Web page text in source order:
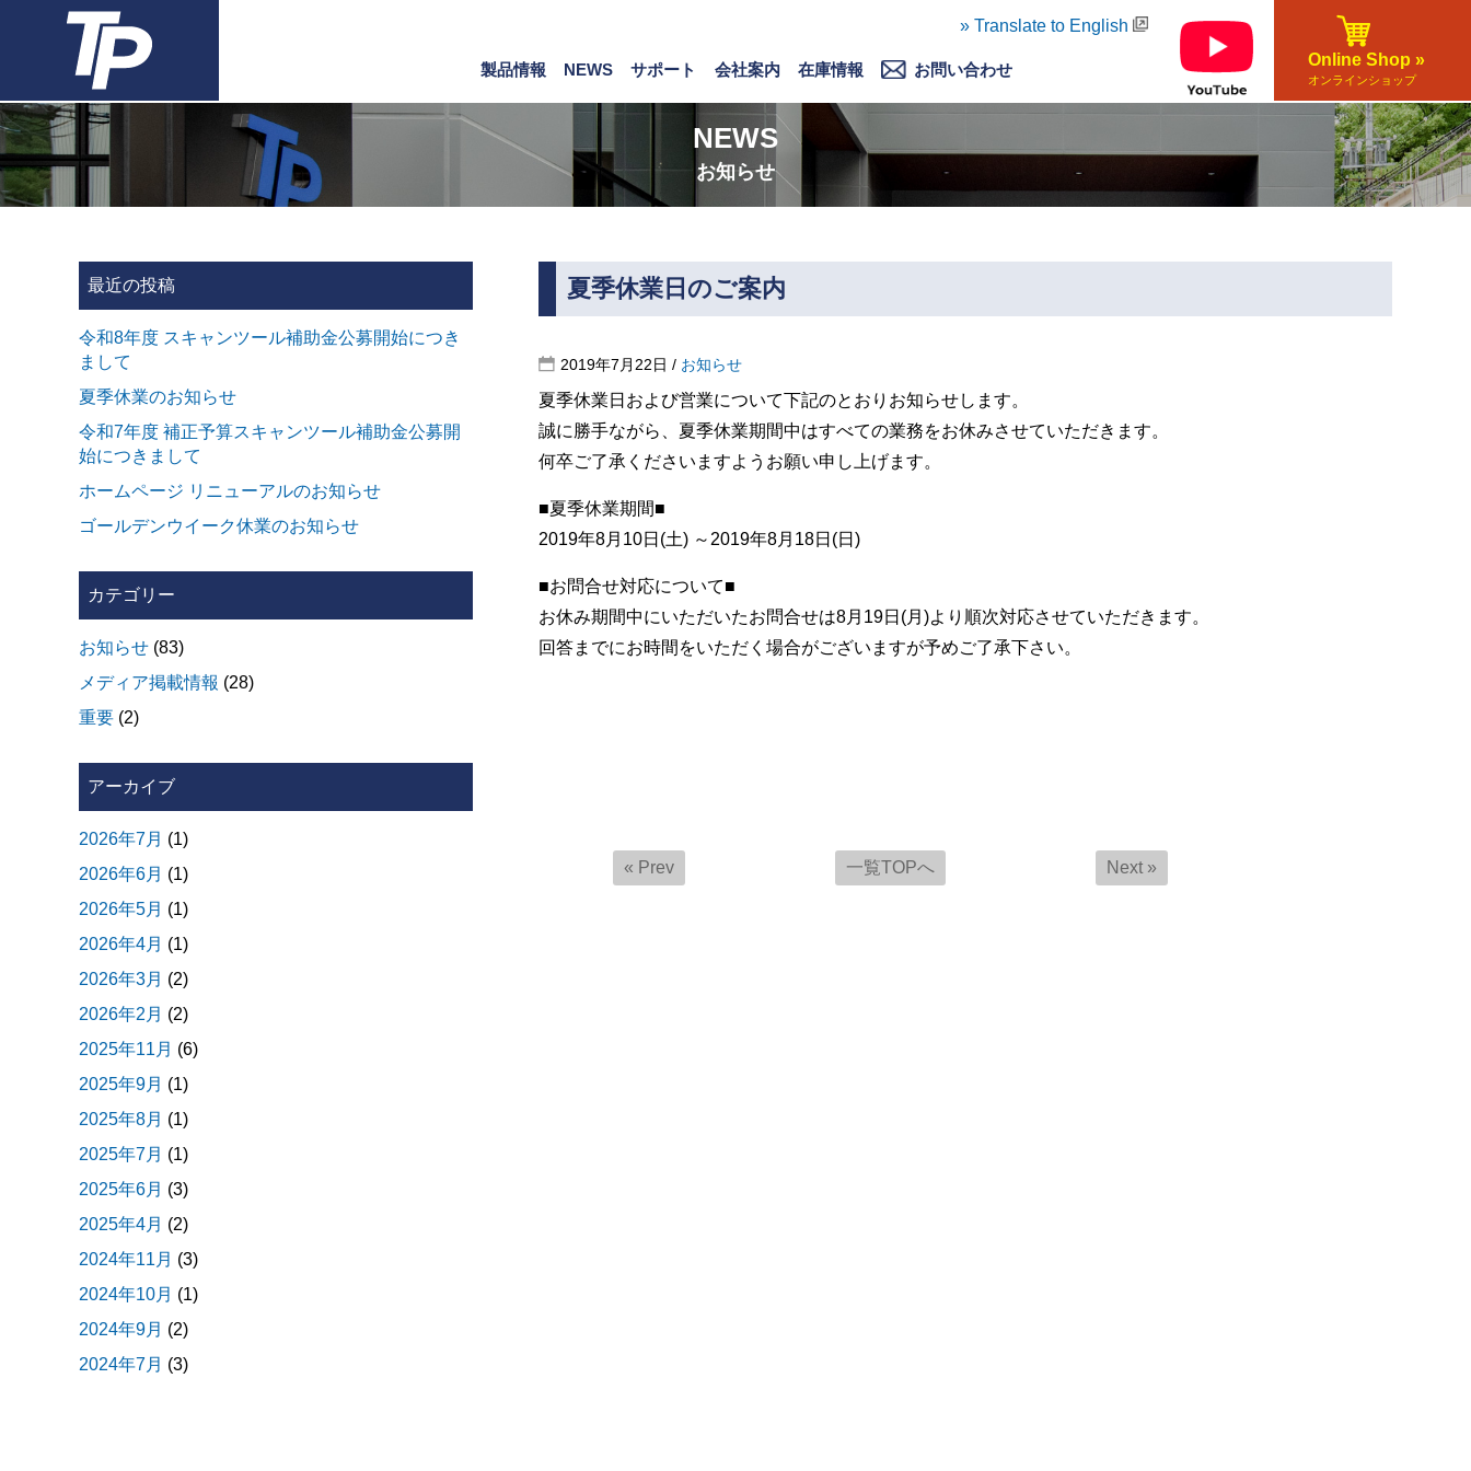
Online Shop »
オンラインショップ
» Translate to English
製品情報
製品情報
バージョンアップ情報
NEWS サポート
ソフト一覧
対象車種一覧
サポート情報
ダウンロード
購入について
会社案内
ごあいさつ
会社概要
徹底した自社開発
ストーリー
採用情報
募集要項
在庫情報 お問い合わせ
お問い合わせ
解析依頼
NEWS
お知らせ
夏季休業日のご案内
2019年7月22日 / お知らせ
夏季休業日および営業について下記のとおりお知らせします。
誠に勝手ながら、夏季休業期間中はすべての業務をお休みさせていただきます。
何卒ご了承くださいますようお願い申し上げます。
■夏季休業期間■
2019年8月10日(土) ～2019年8月18日(日)
■お問合せ対応について■
お休み期間中にいただいたお問合せは8月19日(月)より順次対応させていただきます。
回答までにお時間をいただく場合がございますが予めご了承下さい。
« Prev 一覧TOPへ Next »
最近の投稿
令和8年度 スキャンツール補助金公募開始につき
まして
夏季休業のお知らせ
令和7年度 補正予算スキャンツール補助金公募開
始につきまして
ホームページ リニューアルのお知らせ
ゴールデンウイーク休業のお知らせ
カテゴリー
お知らせ (83)
メディア掲載情報 (28)
重要 (2)
アーカイブ
2026年7月 (1)
2026年6月 (1)
2026年5月 (1)
2026年4月 (1)
2026年3月 (2)
2026年2月 (2)
2025年11月 (6)
2025年9月 (1)
2025年8月 (1)
2025年7月 (1)
2025年6月 (3)
2025年4月 (2)
2024年11月 (3)
2024年10月 (1)
2024年9月 (2)
2024年7月 (3)